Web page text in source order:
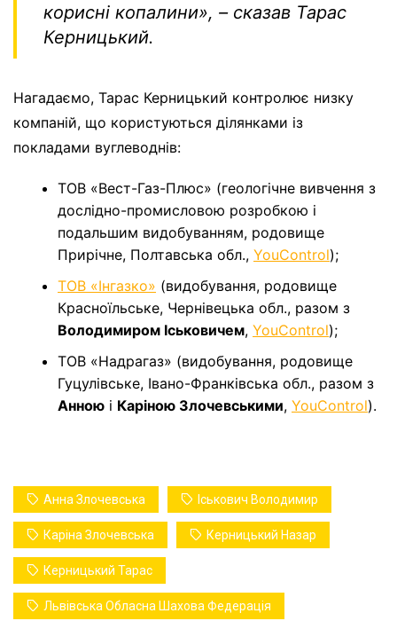
корисні копалини», – сказав Тарас
Керницький.
Нагадаємо, Тарас Керницький контролює низку
компаній, що користуються ділянками із
покладами вуглеводнів:
ТОВ «Вест-Газ-Плюс» (геологічне вивчення з
дослідно-промисловою розробкою і
подальшим видобуванням, родовище
Прирічне, Полтавська обл., YouControl);
ТОВ «Інгазко» (видобування, родовище
Красноїльське, Чернівецька обл., разом з
Володимиром Іськовичем, YouControl);
ТОВ «Надрагаз» (видобування, родовище
Гуцулівське, Івано-Франківська обл., разом з
Анною і Каріною Злочевськими, YouControl).
Анна Злочевська Іськович Володимир
Каріна Злочевська Керницький Назар
Керницький Тарас
Львівська Обласна Шахова Федерація